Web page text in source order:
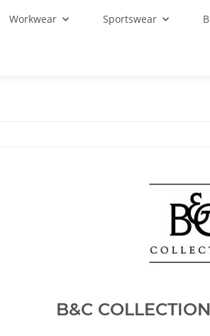
Workwear Sportswear
B&C COLLECTION